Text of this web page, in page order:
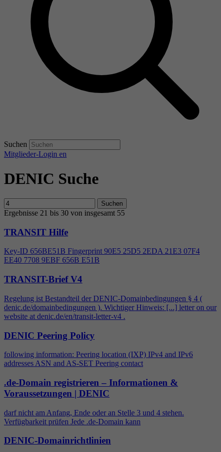
Suchen
Mitglieder-Login en
DENIC Suche
Suchen
Ergebnisse 21 bis 30 von insgesamt 55
TRANSIT Hilfe
Key-ID 656BE51B Fingerprint 90E5 25D5 2EDA 21E3 07F4
EE40 7708 9EBF 656B E51B
TRANSIT-Brief V4
Regelung ist Bestandteil der DENIC-Domainbedingungen § 4 (
denic.de/domainbedingungen ). Wichtiger Hinweis: [...] letter on our
website at denic.de/en/transit-letter-v4 .
DENIC Peering Policy
following information: Peering location (IXP) IPv4 and IPv6
addresses ASN and AS-SET Peering contact
.de-Domain registrieren – Informationen &
Voraussetzungen | DENIC
darf nicht am Anfang, Ende oder an Stelle 3 und 4 stehen.
Verfügbarkeit prüfen Jede .de-Domain kann
DENIC-Domainrichtlinien